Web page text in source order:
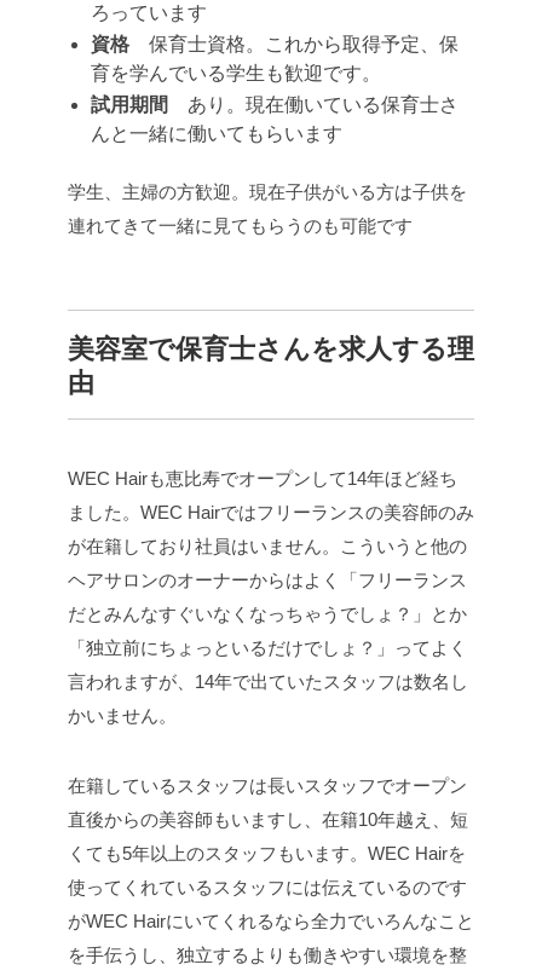
ろっています
資格 保育士資格。これから取得予定、保
育を学んでいる学生も歓迎です。
試用期間
あり。現在働いている保育士さ
んと一緒に働いてもらいます
学生、主婦の方歓迎。現在子供がいる方は子供を
連れてきて一緒に見てもらうのも可能です
美容室で保育士さんを求人する理
由
WEC Hairも恵比寿でオープンして14年ほど経ち
ました。WEC Hairではフリーランスの美容師のみ
が在籍しており社員はいません。こういうと他の
ヘアサロンのオーナーからはよく「フリーランス
だとみんなすぐいなくなっちゃうでしょ？」とか
「独立前にちょっといるだけでしょ？」ってよく
言われますが、14年で出ていたスタッフは数名し
かいません。
在籍しているスタッフは長いスタッフでオープン
直後からの美容師もいますし、在籍10年越え、短
くても5年以上のスタッフもいます。WEC Hairを
使ってくれているスタッフには伝えているのです
がWEC Hairにいてくれるなら全力でいろんなこと
を手伝うし、独立するよりも働きやすい環境を整